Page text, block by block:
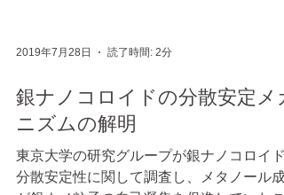
2019年7月28日 読了時間: 2分
銀ナノコロイドの分散安定メカ
ニズムの解明